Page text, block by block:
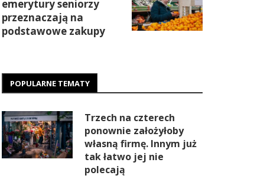
emerytury seniorzy
przeznaczają na
podstawowe zakupy
POPULARNE TEMATY
Trzech na czterech
ponownie założyłoby
własną firmę. Innym już
tak łatwo jej nie
polecają